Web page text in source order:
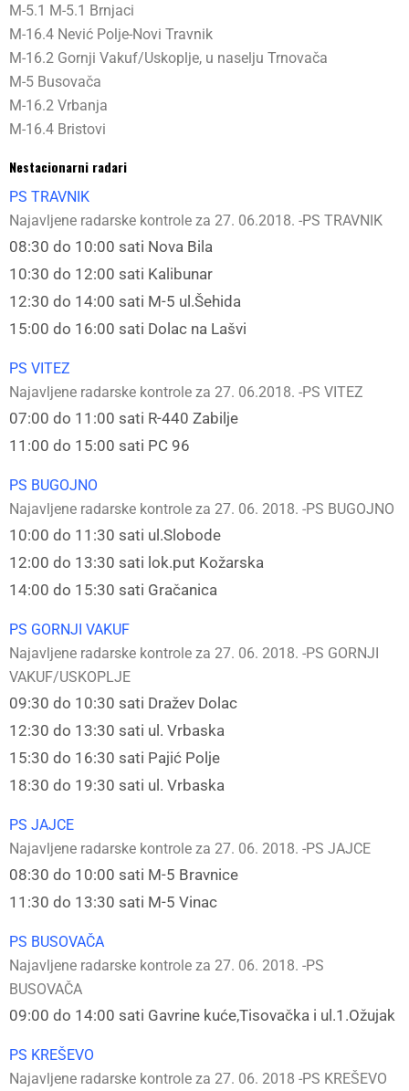
M-5.1 M-5.1 Brnjaci
M-16.4 Nević Polje-Novi Travnik
M-16.2 Gornji Vakuf/Uskoplje, u naselju Trnovača
M-5 Busovača
M-16.2 Vrbanja
M-16.4 Bristovi
Nestacionarni radari
PS TRAVNIK
Najavljene radarske kontrole za 27. 06.2018. -PS TRAVNIK
08:30 do 10:00 sati Nova Bila
10:30 do 12:00 sati Kalibunar
12:30 do 14:00 sati M-5 ul.Šehida
15:00 do 16:00 sati Dolac na Lašvi
PS VITEZ
Najavljene radarske kontrole za 27. 06.2018. -PS VITEZ
07:00 do 11:00 sati R-440 Zabilje
11:00 do 15:00 sati PC 96
PS BUGOJNO
Najavljene radarske kontrole za 27. 06. 2018. -PS BUGOJNO
10:00 do 11:30 sati ul.Slobode
12:00 do 13:30 sati lok.put Kožarska
14:00 do 15:30 sati Gračanica
PS GORNJI VAKUF
Najavljene radarske kontrole za 27. 06. 2018. -PS GORNJI
VAKUF/USKOPLJE
09:30 do 10:30 sati Dražev Dolac
12:30 do 13:30 sati ul. Vrbaska
15:30 do 16:30 sati Pajić Polje
18:30 do 19:30 sati ul. Vrbaska
PS JAJCE
Najavljene radarske kontrole za 27. 06. 2018. -PS JAJCE
08:30 do 10:00 sati M-5 Bravnice
11:30 do 13:30 sati M-5 Vinac
PS BUSOVAČA
Najavljene radarske kontrole za 27. 06. 2018. -PS
BUSOVAČA
09:00 do 14:00 sati Gavrine kuće,Tisovačka i ul.1.Ožujak
PS KREŠEVO
Najavljene radarske kontrole za 27. 06. 2018 -PS KREŠEVO